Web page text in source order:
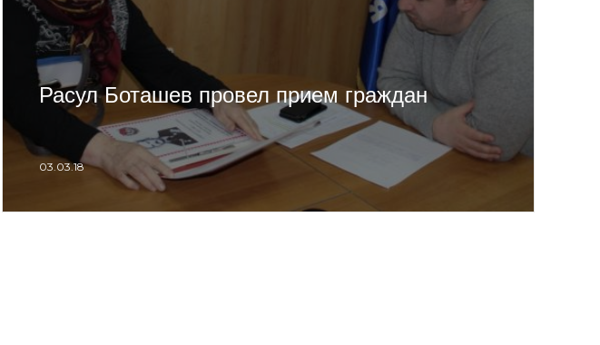
Расул Боташев провел прием граждан
03.03.18